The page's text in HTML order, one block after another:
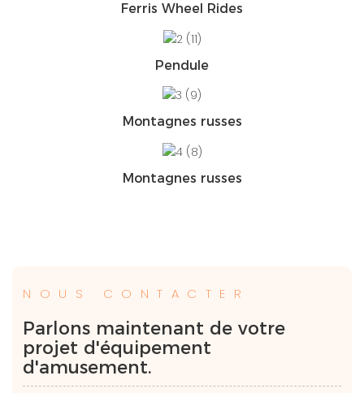
Ferris Wheel Rides
Pendule
Montagnes russes
Montagnes russes
NOUS CONTACTER
Parlons maintenant de votre
projet d'équipement
d'amusement.